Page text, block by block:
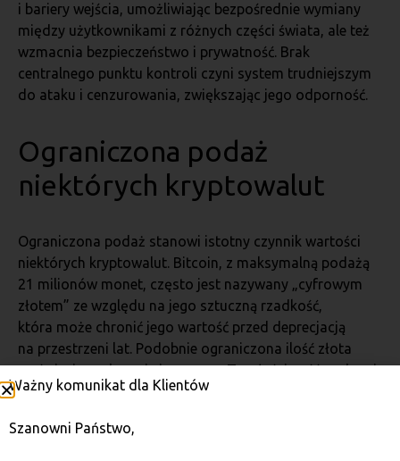
i bariery wejścia, umożliwiając bezpośrednie wymiany
między użytkownikami z różnych części świata, ale też
wzmacnia bezpieczeństwo i prywatność. Brak
centralnego punktu kontroli czyni system trudniejszym
do ataku i cenzurowania, zwiększając jego odporność.
Ograniczona podaż
niektórych kryptowalut
Ograniczona podaż stanowi istotny czynnik wartości
niektórych kryptowalut. Bitcoin, z maksymalną podażą
21 milionów monet, często jest nazywany „cyfrowym
złotem” ze względu na jego sztuczną rzadkość,
która może chronić jego wartość przed deprecjacją
na przestrzeni lat. Podobnie ograniczona ilość złota
na świecie zachowuje jego cenę. Ta właściwość podnosi
atrakcyjność kryptowalut jako magazynów wartości,
inflacji w tradycyjnych walutach.
Ważny komunikat dla Klientów
Szanowni Państwo,